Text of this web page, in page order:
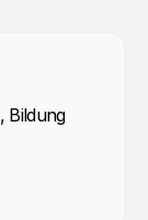
Bildung